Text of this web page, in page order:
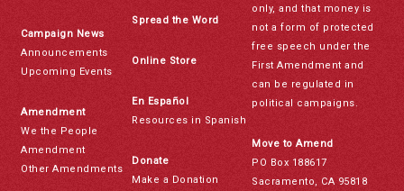
Campaign News
Announcements
Upcoming Events
Amendment
We the People
Amendment
Other Amendments
Spread the Word
Online Store
En Español
Resources in Spanish
Donate
Make a Donation
only, and that money is
not a form of protected
free speech under the
First Amendment and
can be regulated in
political campaigns.
Move to Amend
PO Box 188617
Sacramento, CA 95818